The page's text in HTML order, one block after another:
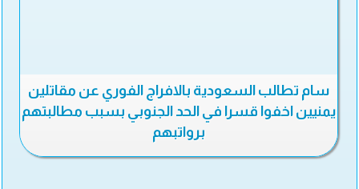
سام تطالب السعودية بالافراج الفوري عن مقاتلين
يمنيين اخفوا قسرا في الحد الجنوبي بسبب مطالبتهم
برواتبهم